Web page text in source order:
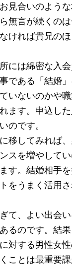
見合いのよう
無言が続くの
ければ貴兄の
には綿密な入
である「結婚
いないのかや
ます。申込し
のです。
移してみれば
スを増やして
す。結婚相手
をうまく活用
て、よい出会
るのです。結
対する男性女
ことは最重要課